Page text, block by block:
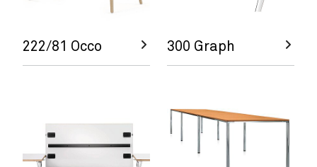
222/81 Occo 300 Graph